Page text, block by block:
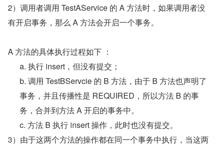
2）调用者调用 TestAService 的 A 方法时，如果调用者没
有开启事务，那么 A 方法会开启一个事务。
A 方法的具体执行过程如下 ：
a. 执行 insert，但没有提交；
b. 调用 TestBServcie 的 B 方法，由于 B 方法也声明了
事务，并且传播性是 REQUIRED，所以方法 B 的事
务，合并到方法 A 开启的事务中。
c. 方法 B 执行 insert 操作，此时也没有提交。
3）由于这两个方法的操作都在同一个事务中执行，当这两